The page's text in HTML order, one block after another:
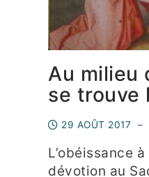
Au milieu
se trouve
29 AOÛT 2017 –
L’­obéissance
dévotion au